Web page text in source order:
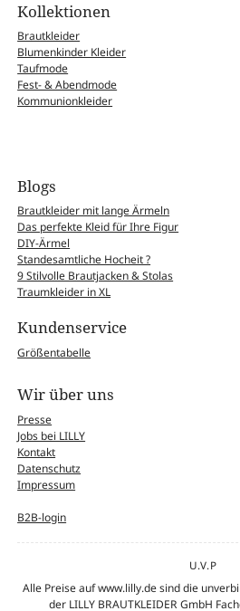
Kollektionen
Brautkleider
Blumenkinder Kleider
Taufmode
Fest- & Abendmode
Kommunionkleider
Blogs
Brautkleider mit lange Ärmeln
Das perfekte Kleid für Ihre Figur
DIY-Ärmel
Standesamtliche Hocheit ?
9 Stilvolle Brautjacken & Stolas
Traumkleider in XL
Kundenservice
Größentabelle
Wir über uns
Presse
Jobs bei LILLY
Kontakt
Datenschutz
Impressum
B2B-login
U.V.P
Alle Preise auf www.lilly.de sind die
der LILLY BRAUTKLEIDER GmbH